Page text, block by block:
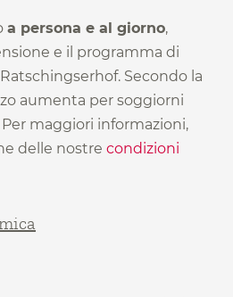
a persona e al giorno,
e il programma di
Secondo la
aumenta per soggiorni
Per maggiori informazioni,
delle nostre condizioni